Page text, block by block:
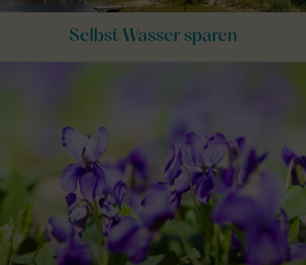
Selbst Wasser sparen